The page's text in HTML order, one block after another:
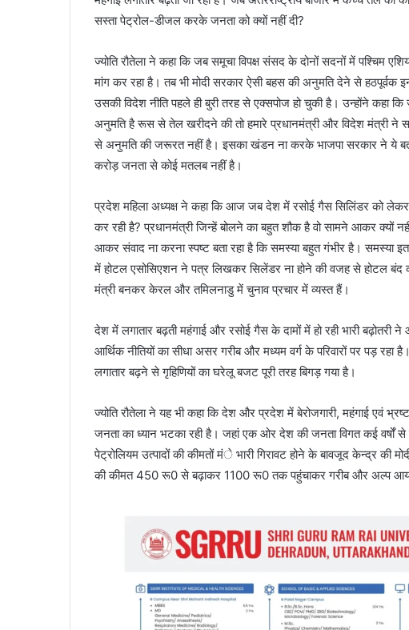
सस्ता पेट्रोल-डीजल करके जनता को क्यों नहीं दी?
ज्योति रौतेला ने कहा कि जब समूचा विपक्ष संसद के दोनों सदनों में पश्चिम
मांग कर रहा है। तब भी मोदी सरकार ऐसी बहस की अनुमति देने से हठपूर्वक
उसकी विदेश नीति पहले ही बुरी तरह से एक्सपोज हो चुकी है। उन्होंने कहा
अनुमति है रूस से तेल खरीदने की तो हमारे प्रधानमंत्री और विदेश मंत्री ने
से अनुमति की जरूरत नहीं है। इसका खंडन ना करके भाजपा सरकार ने ये
करोड़ जनता से कोई मतलब नहीं है।
प्रदेश महिला अध्यक्ष ने कहा कि आज जब देश में रसोई गैस सिलिंडर को लेकर
कर रही है? प्रधानमंत्री जिन्हें बोलने का बहुत शौक है वो सामने आकर क्यों
आकर संवाद ना करना स्पष्ट बता रहा है कि समस्या बहुत गंभीर है। समस्या
में होटल एसोसिएशन ने पत्र लिखकर सिलेंडर ना होने की वजह से होटल बंद
मंत्री बनकर केरल और तमिलनाडु में चुनाव प्रचार में व्यस्त हैं।
देश में लगातार बढ़ती महंगाई और रसोई गैस के दामों में हो रही भारी
आर्थिक नीतियों का सीधा असर गरीब और मध्यम वर्ग के परिवारों पर पड़
लगातार बढ़ने से गृहिणियों का घरेलू बजट पूरी तरह बिगड़ गया है।
ज्योति रौतेला ने यह भी कहा कि देश और प्रदेश में बेरोजगारी, महंगाई एवं
जनता का ध्यान भटका रही है। जहां एक ओर देश की जनता विगत कई वर्षों से
पेट्रोलियम उत्पादों की कीमतों मंे भारी गिरावट होने के बावजूद केन्द्र की
की कीमत 450 रू0 से बढ़ाकर 1100 रू0 तक पहुंचाकर गरीब और अल्प आय